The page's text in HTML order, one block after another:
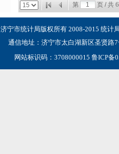
第 页 / 共
济宁市统计局版权所有 2008-2015 统计
通信地址：济宁市太白湖新区圣贤路
网站标识码：3708000015鲁ICP备